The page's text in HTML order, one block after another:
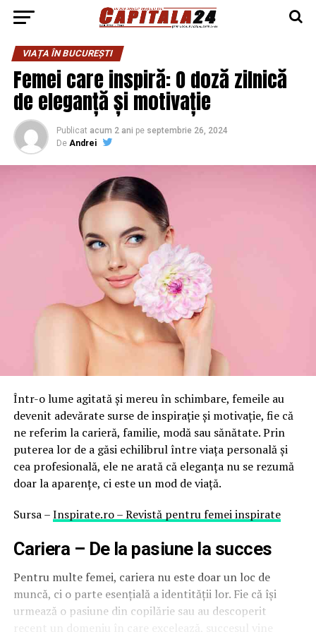
VIAȚA ÎN BUCUREȘTI
Femei care inspiră: O doză zilnică
de eleganță și motivație
Publicat acum 2 ani pe septembrie 26, 2024
De Andrei
Într-o lume agitată și mereu în schimbare, femeile au
devenit adevărate surse de inspirație și motivație, fie că
ne referim la carieră, familie, modă sau sănătate. Prin
puterea lor de a găsi echilibrul între viața personală și
cea profesională, ele ne arată că eleganța nu se rezumă
doar la aparențe, ci este un mod de viață.
Sursa –Inspirate.ro – Revistă pentru femei inspirate
Cariera – De la pasiune la succes
Pentru multe femei, cariera nu este doar un loc de
muncă, ci o parte esențială a identității lor. Fie că își
urmează o pasiune din copilărie sau au descoperit